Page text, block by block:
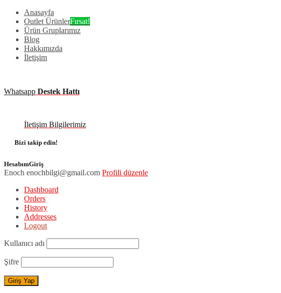
Anasayfa
Outlet ÜrünlerFırsat!
Ürün Gruplarımız
Blog
Hakkımızda
İletişim
Whatsapp Destek Hattı
İletişim Bilgilerimiz
Bizi takip edin!
HesabımGiriş
Enoch enochbilgi@gmail.com Profili düzenle
Dashboard
Orders
History
Addresses
Logout
Kullanıcı adı
Şifre